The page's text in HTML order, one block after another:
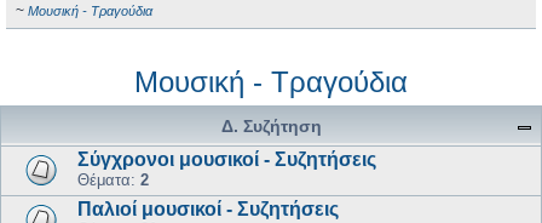
~ Μουσική - Τραγούδια
Μουσική - Τραγούδια
Δ. Συζήτηση
Σύγχρονοι μουσικοί - Συζητήσεις
Θέματα: 2
Παλιοί μουσικοί - Συζητήσεις